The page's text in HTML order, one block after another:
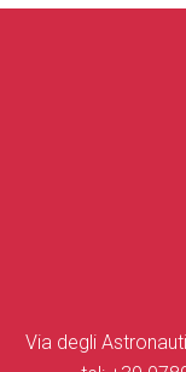
Via degli